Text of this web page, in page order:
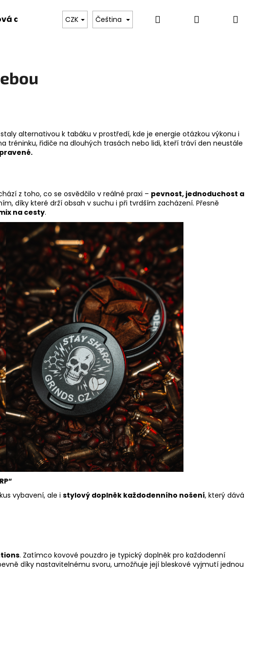
a mletá káva Hotové nápoje (RTD) Doplňky Grinds
CZK Čeština Hledat Přihlášení
staly alternativou k tabáku v prostředí, kde je energie otázkou výkonu i
tréninku, řidiče na dlouhých trasách nebo lidi, kteří tráví den neustále
z toho, co se osvědčilo v reálné praxi – pevnost, jednoduchost a
díky které drží obsah v suchu i při tvrdším zacházení. Přesně
na cesty.
vybavení, ale i stylový doplněk každodenního nošení, který dává
. Zatímco kovové pouzdro je typický doplněk pro každodenní
díky nastavitelnému svoru, umožňuje její bleskové vyjmutí jednou
25MG CINNAMON ROLL